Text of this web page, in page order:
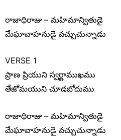
రాజాధిరాజు – మహిమాన్వితుడై
మేఘావాహనుడై వచ్చుచున్నాడు
VERSE 1
ప్రాణ ప్రియుని స్వర్ణాముఖము
తేజోమయుని చూడబోదుము
రాజాధిరాజు – మహిమాన్వితుడై
మేఘావాహనుడై వచ్చుచున్నాడు